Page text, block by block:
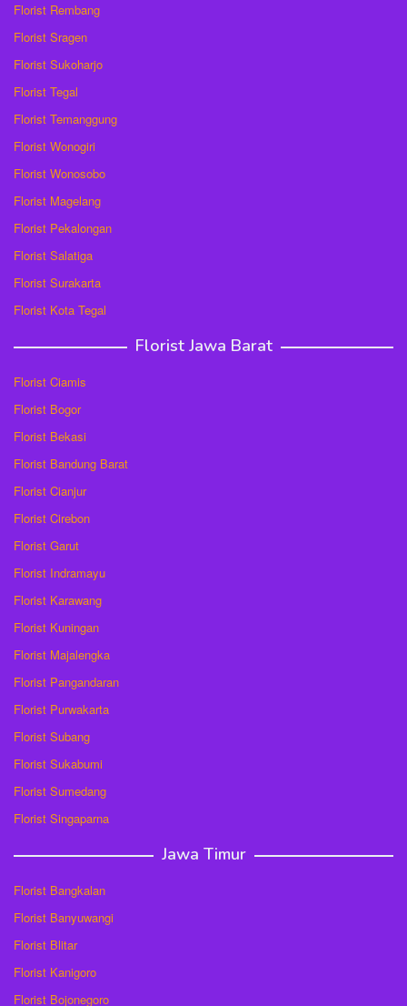
Florist Rembang
Florist Sragen
Florist Sukoharjo
Florist Tegal
Florist Temanggung
Florist Wonogiri
Florist Wonosobo
Florist Magelang
Florist Pekalongan
Florist Salatiga
Florist Surakarta
Florist Kota Tegal
Florist Jawa Barat
Florist Ciamis
Florist Bogor
Florist Bekasi
Florist Bandung Barat
Florist Cianjur
Florist Cirebon
Florist Garut
Florist Indramayu
Florist Karawang
Florist Kuningan
Florist Majalengka
Florist Pangandaran
Florist Purwakarta
Florist Subang
Florist Sukabumi
Florist Sumedang
Florist Singaparna
Jawa Timur
Florist Bangkalan
Florist Banyuwangi
Florist Blitar
Florist Kanigoro
Florist Bojonegoro